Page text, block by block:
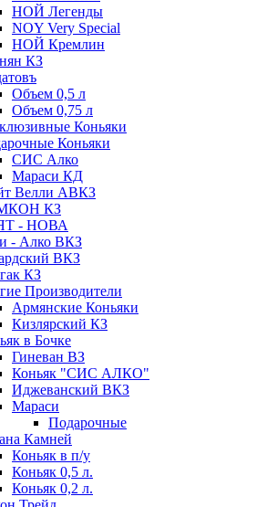
НОЙ Легенды
NOY Very Speсial
НОЙ Кремлин
КЗ
Объем 0,5 л
Объем 0,75 л
Коньяки
Коньяки
СИС Алко
Мараси КД
Велли АВКЗ
КЗ
- НОВА
- Алко ВКЗ
ВКЗ
КЗ
Производители
Армянские Коньяки
Кизлярский КЗ
в Бочке
Гиневан ВЗ
Коньяк "СИС АЛКО"
Иджеванский ВКЗ
Мараси
Подарочные
Камней
Коньяк в п/у
Коньяк 0,5 л.
Коньяк 0,2 л.